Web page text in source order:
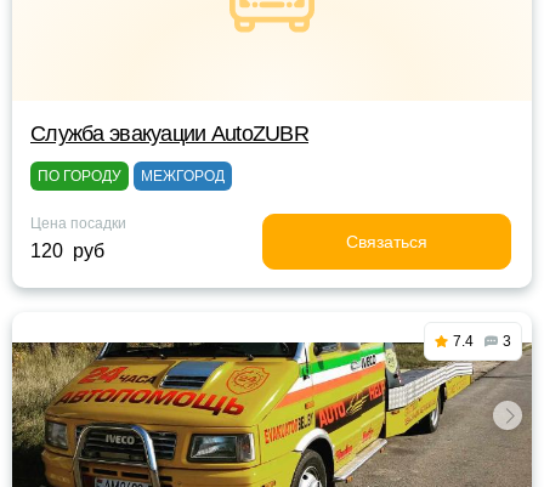
Служба эвакуации AutoZUBR
ПО ГОРОДУ МЕЖГОРОД
Цена посадки
120 руб Связаться
7.4 3